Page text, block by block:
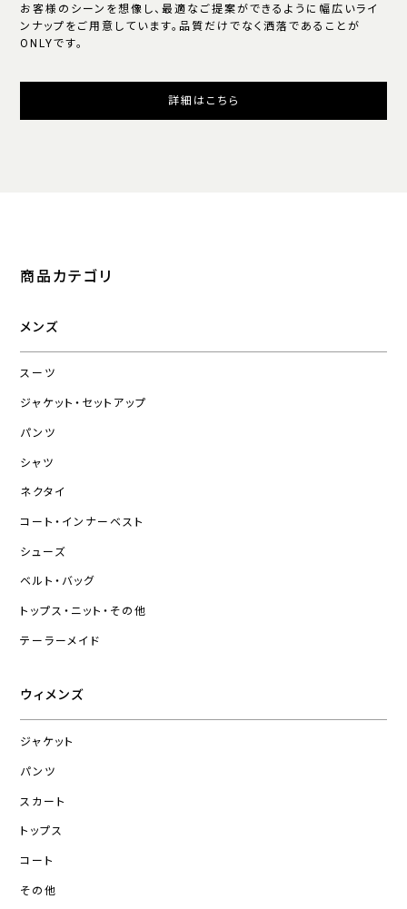
お客様のシーンを想像し、最適なご提案ができるように幅広いライ
ンナップをご用意しています。品質だけでなく洒落であることが
ONLYです。
詳細はこちら
商品カテゴリ
メンズ
スーツ
ジャケット・セットアップ
パンツ
シャツ
ネクタイ
コート・インナーベスト
シューズ
ベルト・バッグ
トップス・ニット・その他
テーラーメイド
ウィメンズ
ジャケット
パンツ
スカート
トップス
コート
その他